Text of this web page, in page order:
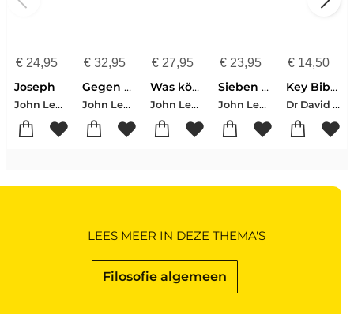
€24,95
Joseph
John Lennox
€32,95
Gegen den Strom
John Lennox
€ 27,95
Was können wir wissen?
John Lennox-David Gooding
€ 23,95
Sieben Tage, das Universum und Gott
John Lennox
€ 14,50
Key Bible Concepts
Dr David Gooding-John Lennox
Filosofie algemeen
LEES MEER IN DEZE THEMA'S